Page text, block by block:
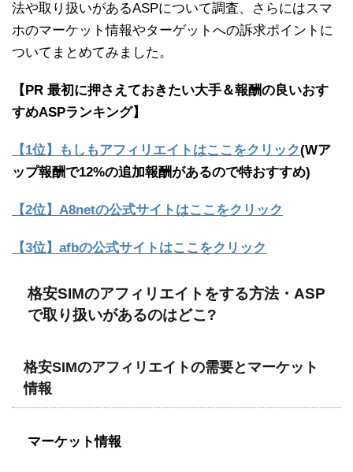
法や取り扱いがあるASPについて調査、さらにはスマ
ホのマーケット情報やターゲットへの訴求ポイントに
ついてまとめてみました。
【PR 最初に押さえておきたい大手＆報酬の良いおす
すめASPランキング】
【1位】もしもアフィリエイトはここをクリック(Wア
ップ報酬で12%の追加報酬があるので特おすすめ)
【2位】A8netの公式サイトはここをクリック
【3位】afbの公式サイトはここをクリック
格安SIMのアフィリエイトをする方法・ASP
で取り扱いがあるのはどこ?
格安SIMのアフィリエイトの需要とマーケット
情報
マーケット情報